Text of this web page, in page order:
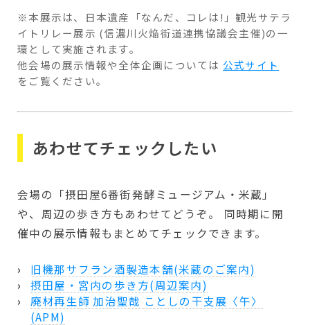
※本展示は、日本遺産「なんだ、コレは!」観光サテラ
イトリレー展示 (信濃川火焔街道連携協議会主催)の一
環として実施されます。
他会場の展示情報や全体企画については 公式サイト
をご覧ください。
あわせてチェックしたい
会場の「摂田屋6番街発酵ミュージアム・米蔵」
や、周辺の歩き方もあわせてどうぞ。 同時期に開
催中の展示情報もまとめてチェックできます。
旧機那サフラン酒製造本舗(米蔵のご案内)
摂田屋・宮内の歩き方(周辺案内)
廃材再生師 加治聖哉 ことしの干支展〈午〉
(APM)